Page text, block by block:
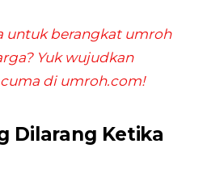
untuk berangkat umroh
Yuk wujudkan
di umroh.com!
Dilarang Ketika